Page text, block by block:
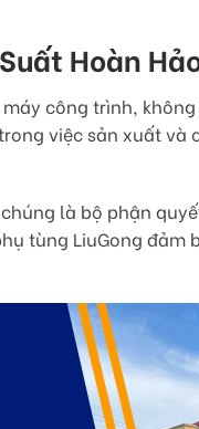
Hoàn
công trình,
việc sản xuất
là bộ phận
tùng LiuGong